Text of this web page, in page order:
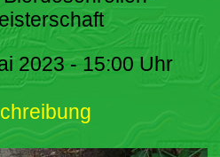
2023 - 15:00 Uhr